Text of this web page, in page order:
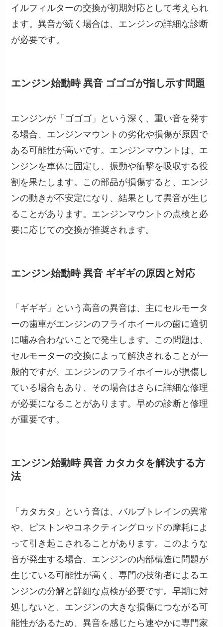
イルフィルターの交換が初期対応として考えられ
ます。異音が続く場合は、エンジンの詳細な診断
が必要です。
エンジン始動時 異音 ゴゴゴが指し示す問題
エンジンが「ゴゴゴ」という深く、重い音を発す
る場合、エンジンマウントの劣化や損傷が原因で
ある可能性が高いです。エンジンマウントは、エ
ンジンを車体に固定し、振動や衝撃を吸収する役
割を果たします。この部品が損傷すると、エンジ
ンの動きが不安定になり、結果として異音が生じ
ることがあります。エンジンマウントの点検と必
要に応じての交換が推奨されます。
エンジン始動時 異音 ギギギの原因と対応
「ギギギ」という高音の異音は、主にセルモータ
ーの歯車がエンジンのフライホイールの歯に適切
に噛み合わないことで発生します。この問題は、
セルモーターの交換によって解決されることが一
般的ですが、エンジンのフライホイールが損傷し
ている場合もあり、その場合はさらに詳細な修理
が必要になることがあります。早めの診断と修理
が重要です。
エンジン始動時 異音 カタカタを解決する方
法
「カタカタ」という音は、バルブトレインの異常
や、ピストンやコネクティングロッドの摩耗によ
って引き起こされることがあります。このような
音が発生する場合、エンジンの内部構造に問題が
生じている可能性が高く、専門の技術者によるエ
ンジンの分解と詳細な点検が必要です。早期に対
処しないと、エンジンの大きな損傷につながる可
能性があるため、異音を感じたら速やかに専門家